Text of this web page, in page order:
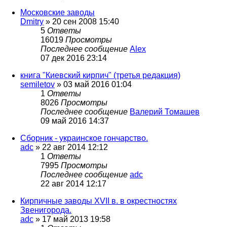
Московские заводы
Dmitry » 20 сен 2008 15:40
5 Ответы
16019 Просмотры
Последнее сообщение Alex
07 дек 2016 23:14
книга "Киевский кирпич" (третья редакция)
semiletov » 03 май 2016 01:04
1 Ответы
8026 Просмотры
Последнее сообщение Валерий Томашев
09 май 2016 14:37
Сборник - украинское гончарство.
adc » 22 авг 2014 12:12
1 Ответы
7995 Просмотры
Последнее сообщение adc
22 авг 2014 12:17
Кирпичные заводы XVII в. в окрестностях
Звенигорода.
adc » 17 май 2013 19:58